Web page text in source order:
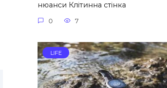
нюанси Клітинна стінка
0 7
LIFE